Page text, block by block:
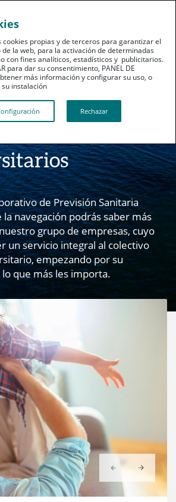
de los
de Previsión Sanitaria
navegación podrás saber más
grupo de empresas, cuyo
un servicio integral al colectivo
empezando por su
que más les importa.
cookies propias y de terceros para garantizar el
la web, para la activación de determinadas
con fines analíticos, estadísticos y publicitarios.
para dar su consentimiento, PANEL DE
más información y configurar su uso, o
su instalación​​​​​​​
Rechazar